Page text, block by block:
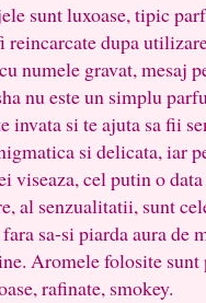
luxoase, tipic
reincarcate dupa
numele gravat, mesaj
este un simplu
invata si te ajuta sa fii
si delicata, iar
viseaza, cel putin o
al senzualitatii, sunt
sa-si piarda aura de
Aromele folosite
rafinate, smokey.